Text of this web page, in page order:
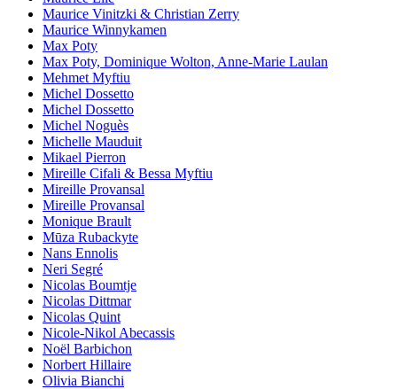
Maurice Vinitzki & Christian Zerry
Maurice Winnykamen
Max Poty
Max Poty, Dominique Wolton, Anne-Marie Laulan
Mehmet Myftiu
Michel Dossetto
Michel Dossetto
Michel Noguès
Michelle Mauduit
Mikael Pierron
Mireille Cifali & Bessa Myftiu
Mireille Provansal
Mireille Provansal
Monique Brault
Mūza Rubackyte
Nans Ennolis
Neri Segré
Nicolas Boumtje
Nicolas Dittmar
Nicolas Quint
Nicole-Nikol Abecassis
Noël Barbichon
Norbert Hillaire
Olivia Bianchi